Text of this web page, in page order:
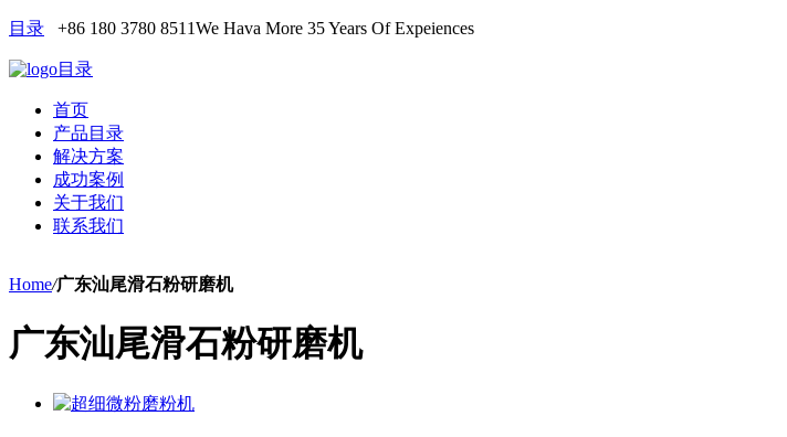
目录 +86 180 3780 8511We Hava More 35 Years Of Expeiences
目录
首页
产品目录
解决方案
成功案例
关于我们
联系我们
Home/广东汕尾滑石粉研磨机
广东汕尾滑石粉研磨机